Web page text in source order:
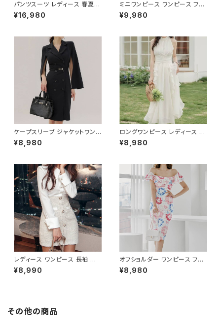
パンツスーツ レディース 春夏
秋冬 春 夏 秋 冬 黒 紺 スーツ
上下セット 2点セット ジャケット
ビジネススーツ ロング パンツス
ーツ ロングパンツ ペプラム ノー
カラースーツ ペプラムジャケット
レディーススーツ 大きいサイズ
オフィス OL オフィスカジュアル
ビジネス 結婚式 パーティー お
呼ばれ ブラック ネイビー グレ
ー S M L XL 2XL 3XL 4XL 5
XL 10代 20代 30代 40代 C-
WAW1079
¥16,980
ミニワンピース ワンピース フェ
ザーデザイン タイトワンピース
チューブトップ レディース 春夏
ワンピドレス OL エレガント フ
ォーマル ブラック ボルドー ホワ
イト 大きいサイズ きれいめ ドレ
スワンピース お呼ばれ 韓国 フ
ァッション オフィスカジュアル 韓
国風 キャバドレス ナイトドレス
ナイトワンピ カジュアル 10代 2
0代 30代 40代 C-OSS0127
¥9,980
ケープスリーブ ジャケットワンピ
ース ベルト付き ワンピース レデ
ィース 長袖 襟付き タイト スー
ート 二次会 結婚式 春 夏 秋 冬
お呼ばれ ブラック ベージュ お
しゃれ 高見え 20代 30代 40代
フォーマル 体型カバー 人気 トレ
ンド C-OSS0136
¥8,980
ロングワンピース レディース シ
フォン フリル ハイネック ノース
リーブ フレア Aライン エレガン
秋 冬 お呼ばれ デート 食事会
フォーマル リゾート パーティー
人気 大人可愛い ホワイト C-O
¥8,980
レディース ワンピース 長袖 シャ
ツワンピース ツイード切替 ミニ
ワンピース 上品 フォーマル ホ
冬 着痩せ効果 きちんと見え カ
¥8,990
オフショルダー ワンピース フラ
ワー柄 タイトワンピース ドレス
花柄ワンピ 春夏 エレガント 大
¥8,980
その他の商品